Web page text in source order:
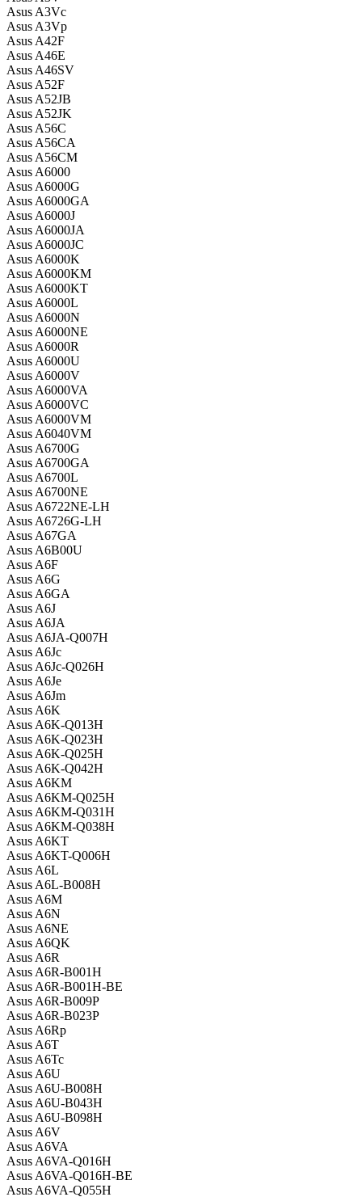
Asus A3Vc
Asus A3Vp
Asus A42F
Asus A46E
Asus A46SV
Asus A52F
Asus A52JB
Asus A52JK
Asus A56C
Asus A56CA
Asus A56CM
Asus A6000
Asus A6000G
Asus A6000GA
Asus A6000J
Asus A6000JA
Asus A6000JC
Asus A6000K
Asus A6000KM
Asus A6000KT
Asus A6000L
Asus A6000N
Asus A6000NE
Asus A6000R
Asus A6000U
Asus A6000V
Asus A6000VA
Asus A6000VC
Asus A6000VM
Asus A6040VM
Asus A6700G
Asus A6700GA
Asus A6700L
Asus A6700NE
Asus A6722NE-LH
Asus A6726G-LH
Asus A67GA
Asus A6B00U
Asus A6F
Asus A6G
Asus A6GA
Asus A6J
Asus A6JA
Asus A6JA-Q007H
Asus A6Jc
Asus A6Jc-Q026H
Asus A6Je
Asus A6Jm
Asus A6K
Asus A6K-Q013H
Asus A6K-Q023H
Asus A6K-Q025H
Asus A6K-Q042H
Asus A6KM
Asus A6KM-Q025H
Asus A6KM-Q031H
Asus A6KM-Q038H
Asus A6KT
Asus A6KT-Q006H
Asus A6L
Asus A6L-B008H
Asus A6M
Asus A6N
Asus A6NE
Asus A6QK
Asus A6R
Asus A6R-B001H
Asus A6R-B001H-BE
Asus A6R-B009P
Asus A6R-B023P
Asus A6Rp
Asus A6T
Asus A6Tc
Asus A6U
Asus A6U-B008H
Asus A6U-B043H
Asus A6U-B098H
Asus A6V
Asus A6VA
Asus A6VA-Q016H
Asus A6VA-Q016H-BE
Asus A6VA-Q055H